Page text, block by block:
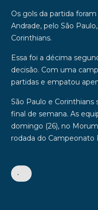
Os gols da partida
Andrade, pelo São
Corinthians.
Essa foi a décima
decisão. Com uma
partidas e empatou
São Paulo e
final de semana. As
domingo (26), no
rodada do Campeonato
•